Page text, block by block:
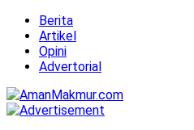
Berita
Artikel
Opini
Advertorial